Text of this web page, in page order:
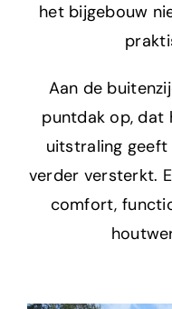
het bijgebouw
Aan de
puntdak op, dat
uitstraling geeft
verder versterkt.
comfort,